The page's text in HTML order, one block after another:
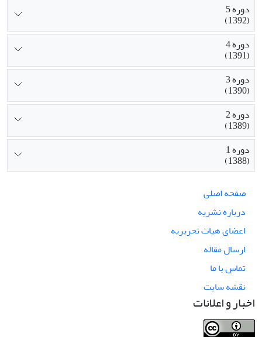
دوره 5
(1392)
دوره 4
(1391)
دوره 3
(1390)
دوره 2
(1389)
دوره 1
(1388)
صفحه اصلی
درباره نشریه
اعضای هیات تحریریه
ارسال مقاله
تماس با ما
نقشه سایت
اخبار و اعلانات